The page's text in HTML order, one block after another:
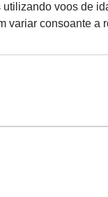
voos de
variar consoante a